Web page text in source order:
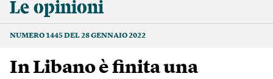
Le opinioni
NUMERO 1445 DEL 28 GENNAIO 2022
In Libano è finita una